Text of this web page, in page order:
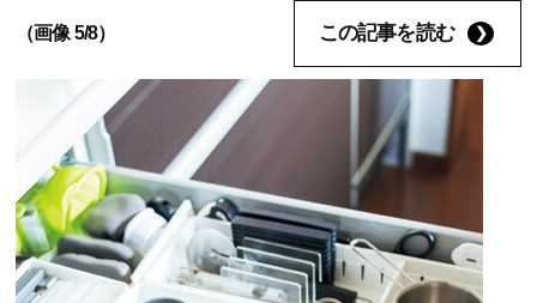
（画像 5/8） この記事を読む